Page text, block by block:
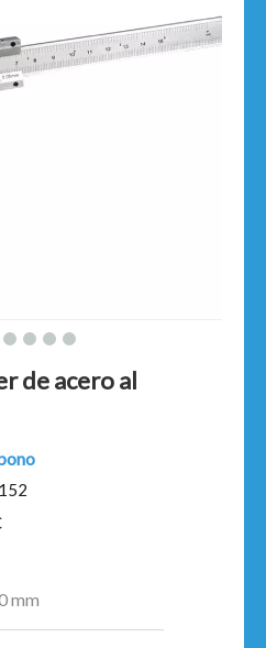
de acero al
mm